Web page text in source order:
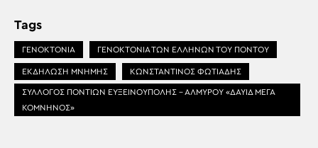
Tags
ΓΕΝΟΚΤΟΝΙΑ ΓΕΝΟΚΤΟΝΙΑ ΤΩΝ ΕΛΛΗΝΩΝ ΤΟΥ ΠΟΝΤΟΥ
ΕΚΔΗΛΩΣΗ ΜΝΗΜΗΣ ΚΩΝΣΤΑΝΤΙΝΟΣ ΦΩΤΙΑΔΗΣ
ΣΥΛΛΟΓΟΣ ΠΟΝΤΙΩΝ ΕΥΞΕΙΝΟΥΠΟΛΗΣ - ΑΛΜΥΡΟΥ «ΔΑΥΙΔ ΜΕΓΑ
ΚΟΜΝΗΝΟΣ»